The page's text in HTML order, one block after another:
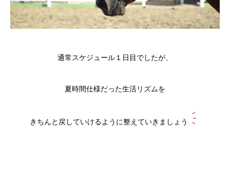
通常スケジュール１日目でしたが、
夏時間仕様だった生活リズムを
きちんと戻していけるように整えていきましょう